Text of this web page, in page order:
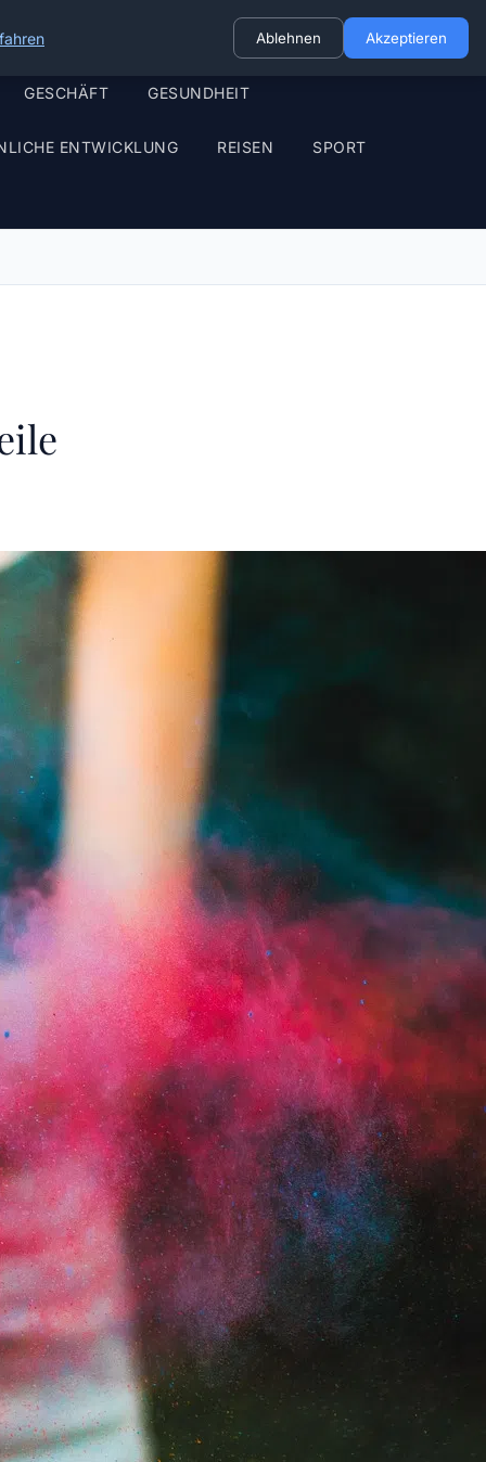
GESCHÄFT GESUNDHEIT
ENTWICKLUNG REISEN SPORT
Ablehnen Akzeptieren